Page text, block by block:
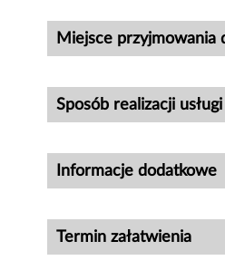
Miejsce przyjmowania
Sposób realizacji usługi
Informacje dodatkowe
Termin załatwienia